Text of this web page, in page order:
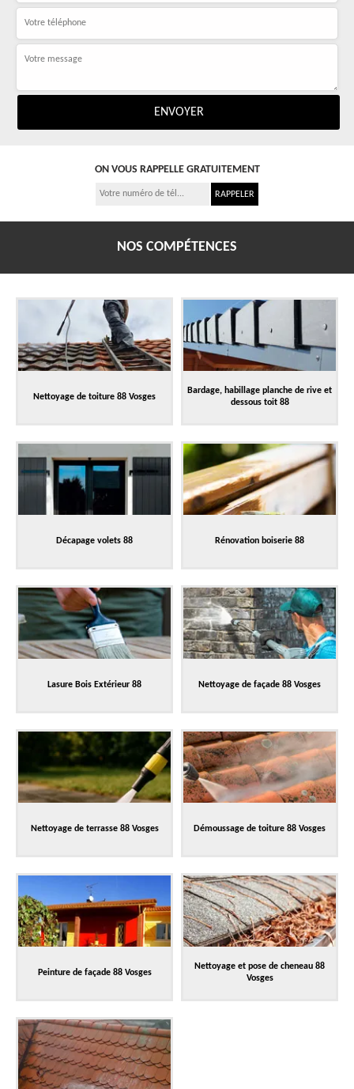
ON VOUS RAPPELLE GRATUITEMENT
NOS COMPÉTENCES
Nettoyage de toiture 88 Vosges
Bardage, habillage planche de rive et
dessous toit 88
Décapage volets 88 Rénovation boiserie 88
Lasure Bois Extérieur 88 Nettoyage de façade 88 Vosges
Nettoyage de terrasse 88 Vosges Démoussage de toiture 88 Vosges
Peinture de façade 88 Vosges
Nettoyage et pose de cheneau 88
Vosges